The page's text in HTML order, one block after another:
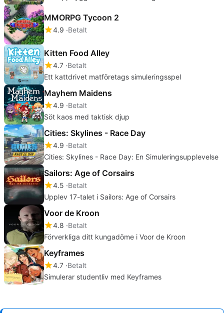
MMORPG Tycoon 2
4.9 Betalt
Kitten Food Alley
4.7 Betalt
Ett kattdrivet matföretags simuleringsspel
Mayhem Maidens
4.9 Betalt
Söt kaos med taktisk djup
Cities: Skylines - Race Day
4.9 Betalt
Cities: Skylines - Race Day: En Simuleringsupplevelse
Sailors: Age of Corsairs
4.5 Betalt
Upplev 17-talet i Sailors: Age of Corsairs
Voor de Kroon
4.8 Betalt
Förverkliga ditt kungadöme i Voor de Kroon
Keyframes
4.7 Betalt
Simulerar studentliv med Keyframes